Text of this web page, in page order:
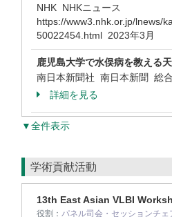
NHK NHKニュース
https://www3.nhk.or.jp/lnews/
50022454.html 2023年3月
鹿児島大学で水俣病を教える
南日本新聞社 南日本新聞 総
詳細を見る
▼全件表示
学術貢献活動
13th East Asian VLBI
役割： パネル司会・セッションチェ